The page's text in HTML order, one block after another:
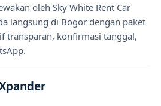
oleh Sky White Rent Car
langsung di Bogor dengan paket
transparan, konfirmasi tanggal,